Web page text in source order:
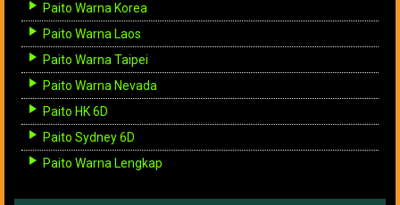
Paito Warna Korea
Paito Warna Laos
Paito Warna Taipei
Paito Warna Nevada
Paito HK 6D
Paito Sydney 6D
Paito Warna Lengkap